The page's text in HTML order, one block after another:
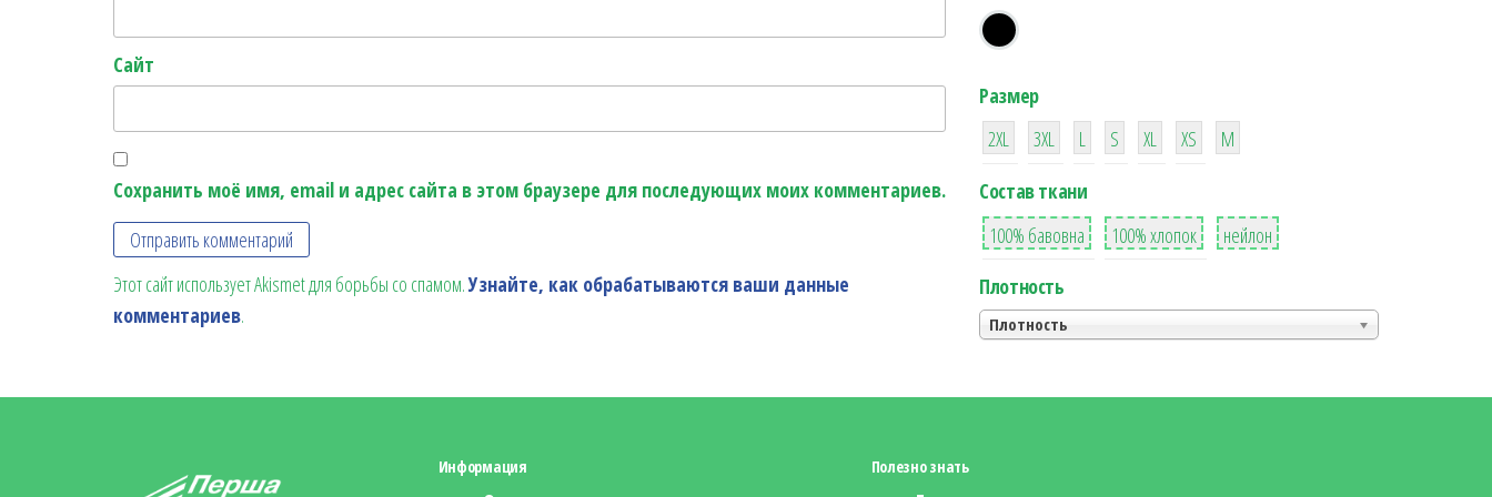
Сайт
Сохранить моё имя, email и адрес сайта в этом браузере для последующих моих комментариев.
Этот сайт использует Akismet для борьбы со спамом.Узнайте, как обрабатываются ваши данные
комментариев.
Размер
38
2XL
16
3XL
42
L
42
S
42
XL XS
М
Состав ткани
8
100% бавовна
36
100% хлопок
2
нейлон
Плотность
Плотность
Информация Полезно знать